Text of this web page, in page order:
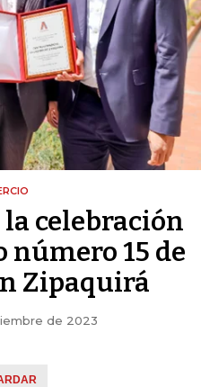
la celebración
15 de
Zipaquirá
de 2023